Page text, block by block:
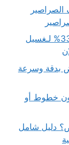
شركة تنظيف بيوت شعر بالرياض بخصم33% لـغسيل
بدقة وسرعة
خطوط أو
دليل شامل